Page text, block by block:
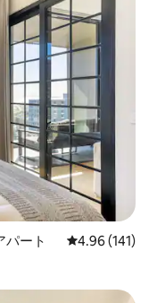
パート レビュー141
4.96 (141)